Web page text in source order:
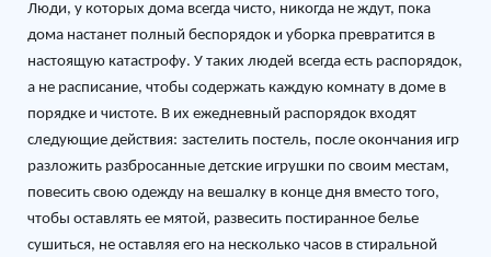
Люди, у которых дома всегда чисто, никогда не ждут, пока
дома настанет полный беспорядок и уборка превратится в
настоящую катастрофу. У таких людей всегда есть распорядок,
а не расписание, чтобы содержать каждую комнату в доме в
порядке и чистоте. В их ежедневный распорядок входят
следующие действия: застелить постель, после окончания игр
разложить разбросанные детские игрушки по своим местам,
повесить свою одежду на вешалку в конце дня вместо того,
чтобы оставлять ее мятой, развесить постиранное белье
сушиться, не оставляя его на несколько часов в стиральной